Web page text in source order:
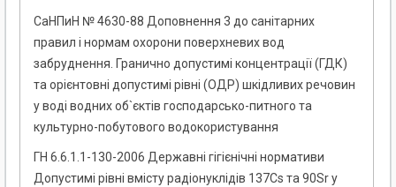
СаНПиН № 4630-88 Доповнення 3 до санітарних
правил і нормам охорони поверхневих вод
забруднення. Гранично допустимі концентрації (ГДК)
та орієнтовні допустимі рівні (ОДР) шкідливих речовин
у воді водних об`єктів господарсько-питного та
культурно-побутового водокористування
ГН 6.6.1.1-130-2006 Державні гігієнічні нормативи
Допустимі рівні вмісту радіонуклідів 137Cs та 90Sr у